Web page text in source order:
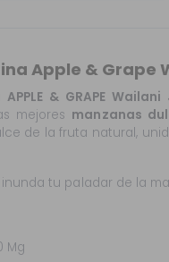
Apple & Grape
& GRAPEWailani
mejores manzanas
de la fruta natural,
inunda tu paladar de la
Mg